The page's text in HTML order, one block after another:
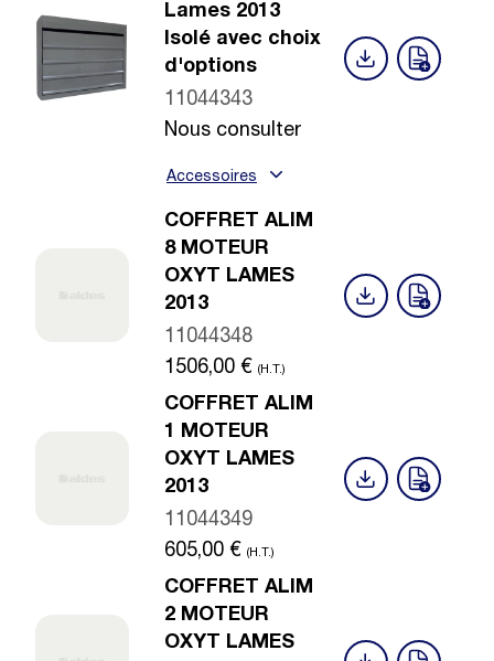
Lames 2013
Isolé avec choix
d'options
11044343
Nous consulter
Accessoires
COFFRET ALIM
8 MOTEUR
OXYT LAMES
2013
11044348
1506,00 € (H.T.)
COFFRET ALIM
1 MOTEUR
OXYT LAMES
2013
11044349
605,00 € (H.T.)
COFFRET ALIM
2 MOTEUR
OXYT LAMES